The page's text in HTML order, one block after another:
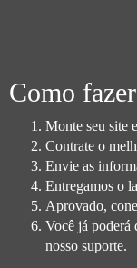
Como
Monte seu site
Contrate o
Envie as
Entregamos o
Aprovado,
Você já poderá
nosso suporte.